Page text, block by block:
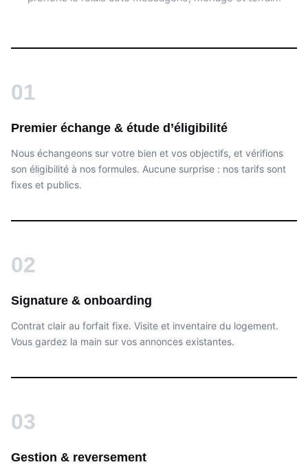
01
Premier échange & étude d’éligibilité
Nous échangeons sur votre bien et vos objectifs, et vérifions
son éligibilité à nos formules. Aucune surprise : nos tarifs sont
fixes et publics.
02
Signature & onboarding
Contrat clair au forfait fixe. Visite et inventaire du logement.
Vous gardez la main sur vos annonces existantes.
03
Gestion & reversement